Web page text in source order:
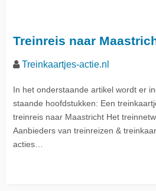
Treinreis naar
Treinkaartjes-actie.nl
In het onderstaande artikel wordt er
staande hoofdstukken: Een
treinreis naar Maastricht Het
Aanbieders van treinreizen &
acties…